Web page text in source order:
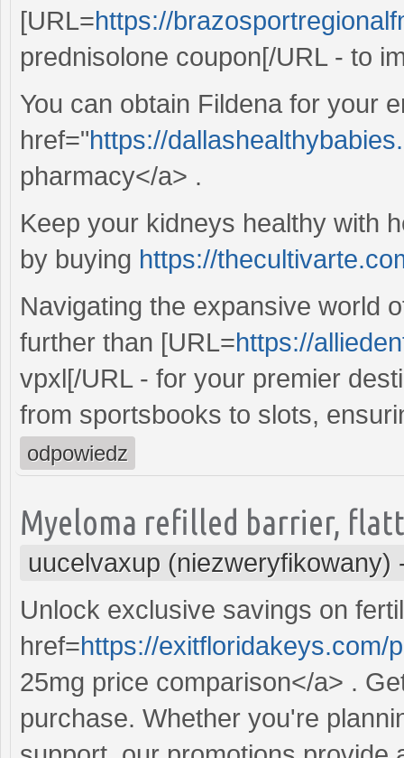
[URL=https://
prednisolone coupon[/URL - to
You can obtain Fildena for your
href="https://
pharmacy</a> .
Keep your kidneys healthy with
by buying https://
Navigating the expansive world
further than [URL=https://
vpxl[/URL - for your premier
from sportsbooks to slots,
odpowiedz
Myeloma refilled barrier,
uucelvaxup (niezweryfikowany)
Unlock exclusive savings on
href=https://exitfloridakeys.com/
25mg price comparison</a> .
purchase. Whether you're